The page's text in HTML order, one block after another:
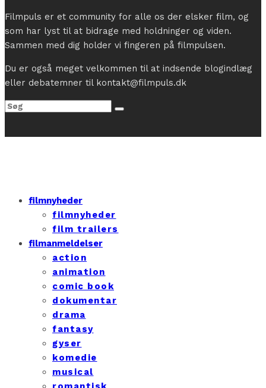
Filmpuls er et community for alle os der elsker film, og
som har lyst til at bidrage med holdninger og viden.
Sammen med dig holder vi fingeren på filmpulsen.
Du er også meget velkommen til at indsende blogindlæg
eller debatemner til kontakt@filmpuls.dk
filmnyheder
filmnyheder
film trailers
filmanmeldelser
action
animation
comic book
dokumentar
drama
fantasy
gyser
komedie
musical